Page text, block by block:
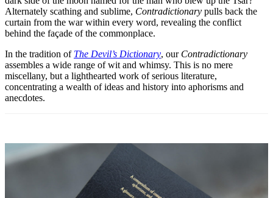
Alternately scathing and sublime, Contradictionary pulls back the
curtain from the war within every word, revealing the conflict
behind the façade of the commonplace.
In the tradition of The Devil’s Dictionary, our Contradictionary
assembles a wide range of wit and whimsy. This is no mere
miscellany, but a lighthearted work of serious literature,
concentrating a wealth of ideas and history into aphorisms and
anecdotes.